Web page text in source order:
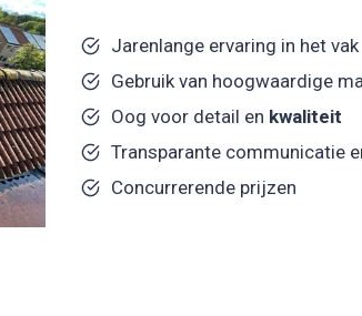
Jarenlange ervaring in het vak
Gebruik van hoogwaardige
Oog voor detail en kwaliteit
Transparante communicatie
Concurrerende prijzen